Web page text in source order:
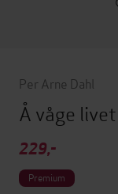
Per Arne Dahl
Å våge
229,-
Premium